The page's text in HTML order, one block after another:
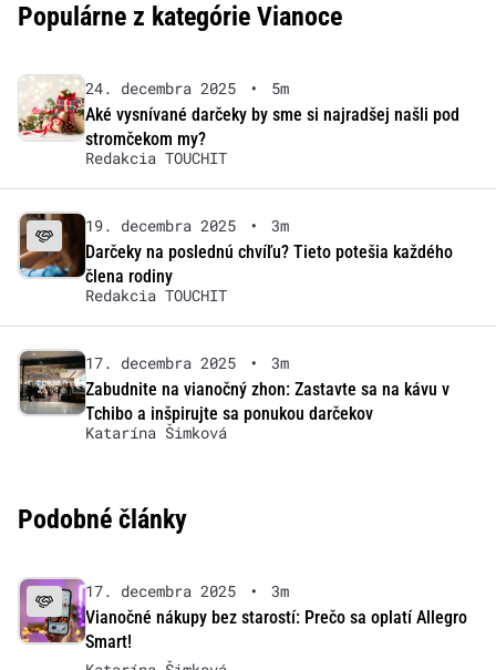
Populárne z kategórie Vianoce
24. decembra 2025 •
5m
Aké vysnívané darčeky by sme si najradšej našli pod
stromčekom my?
Redakcia TOUCHIT
19. decembra 2025 •
3m
Darčeky na poslednú chvíľu? Tieto potešia každého
člena rodiny
Redakcia TOUCHIT
17. decembra 2025 •
3m
Zabudnite na vianočný zhon: Zastavte sa na kávu v
Tchibo a inšpirujte sa ponukou darčekov
Katarína Šimková
Podobné články
17. decembra 2025 •
3m
Vianočné nákupy bez starostí: Prečo sa oplatí Allegro
Smart!